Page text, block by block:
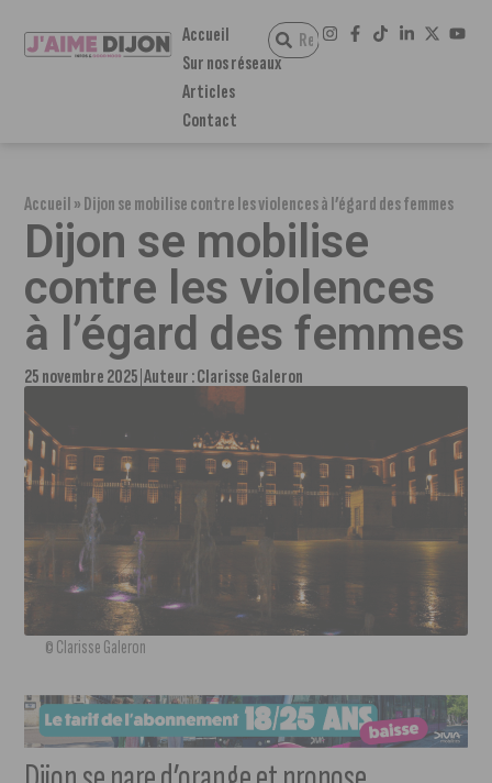
Accueil
Sur nos réseaux
Articles
Contact
Accueil»Dijon se mobilise contre les violences à l’égard des femmes
Dijon se mobilise
contre les violences
à l’égard des femmes
25 novembre 2025 Auteur :Clarisse Galeron
© Clarisse Galeron